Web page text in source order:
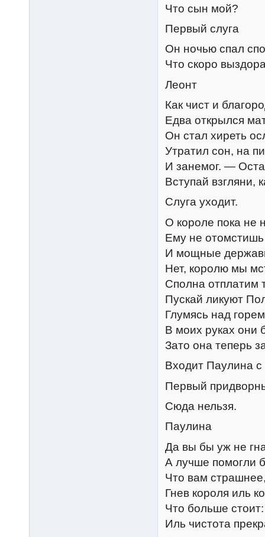
Что сын мой?
Первый слуга
Он ночью спал
Что скоро
Леонт
Как чист и
Едва открылся
Он стал хиреть
Утратил сон, на
И занемог. —
Вступай взгляни,
Слуга уходит.
О короле пока не
Ему не
И мощные
Нет, королю мы
Сполна отплатим
Пускай ликуют
Глумясь над
В моих руках они
Зато она теперь
Входит Паулина
Первый
Сюда нельзя.
Паулина
Да вы бы уж не
А лучше помогли
Что вам
Гнев короля иль
Что больше
Иль чистота